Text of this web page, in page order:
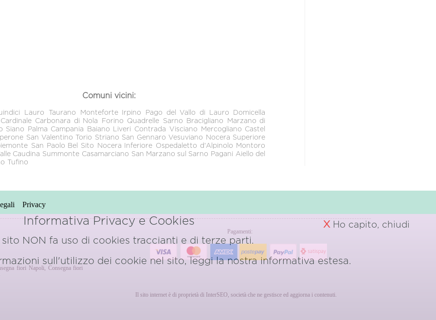
Comuni vicini:
Lauro Taurano Monteforte Irpino Pago del Vallo di Lauro
Domicella
Carbonara di Nola Forino Quadrelle Sarno Bracigliano
Marzano di
Siano Palma Campania Baiano Liveri Contrada Visciano Mercogliano Castel
San Valentino Torio Striano San Gennaro Vesuviano Nocera Superiore
San Paolo Bel Sito Nocera Inferiore Ospedaletto d'Alpinolo Montoro
Caudina Summonte Casamarciano San Marzano sul Sarno Pagani Aiello del
Tufino
Privacy
fiori Napoli
Consegna fiori
Pagamenti:
Il sito internet è di proprietà di InterSEO, società che ne gestisce ed aggiorna i contenuti.
Informativa Privacy e Cookies
NON fa uso di cookies traccianti e di terze parti.
sull'utilizzo dei cookie nel sito, leggi la nostrainformativa estesa.
X Ho capito, chiudi